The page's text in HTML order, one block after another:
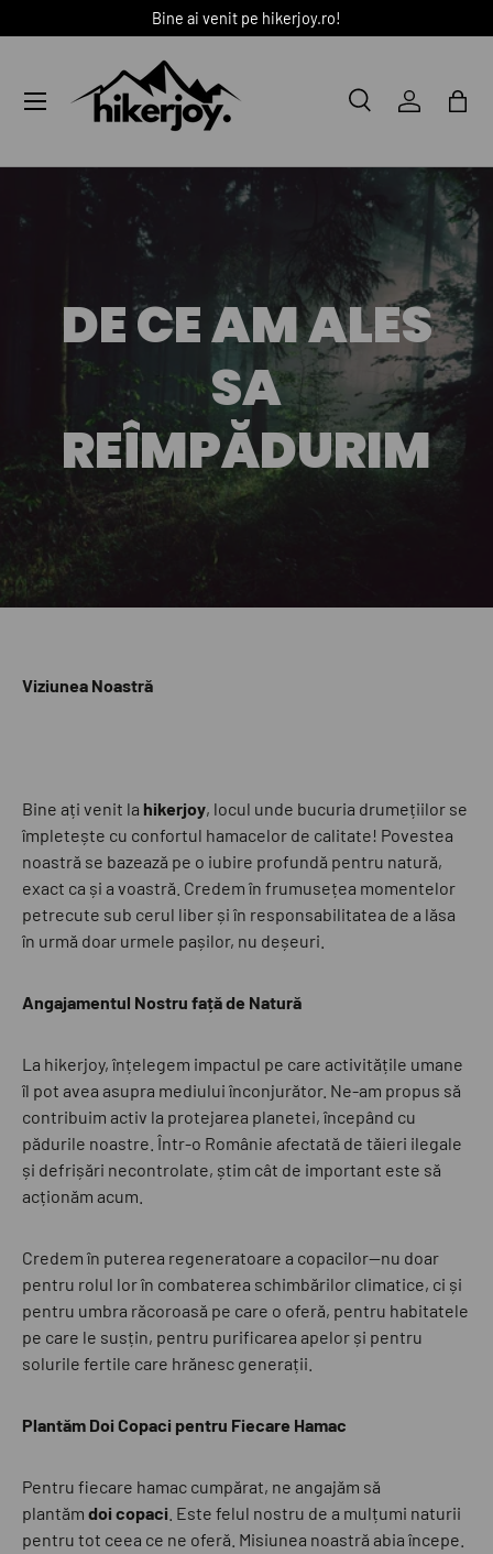
SARI LA CONȚINUT
Bine ai venit pe hikerjoy.ro!
CautăCaută
Caută Coș
Meniu
DE CE AM ALES
SA
REÎMPĂDURIM
Viziunea Noastră
Bine ați venit la hikerjoy, locul unde bucuria drumețiilor se
împletește cu confortul hamacelor de calitate! Povestea
noastră se bazează pe o iubire profundă pentru natură,
exact ca și a voastră. Credem în frumusețea momentelor
petrecute sub cerul liber și în responsabilitatea de a lăsa
în urmă doar urmele pașilor, nu deșeuri.
Angajamentul Nostru față de Natură
La hikerjoy, înțelegem impactul pe care activitățile umane
îl pot avea asupra mediului înconjurător. Ne-am propus să
contribuim activ la protejarea planetei, începând cu
pădurile noastre. Într-o Românie afectată de tăieri ilegale
și defrișări necontrolate, știm cât de important este să
acționăm acum.
Credem în puterea regeneratoare a copacilor—nu doar
pentru rolul lor în combaterea schimbărilor climatice, ci și
pentru umbra răcoroasă pe care o oferă, pentru habitatele
pe care le susțin, pentru purificarea apelor și pentru
solurile fertile care hrănesc generații.
Plantăm Doi Copaci pentru Fiecare Hamac
Pentru fiecare hamac cumpărat, ne angajăm să
plantăm doi copaci . Este felul nostru de a mulțumi naturii
pentru tot ceea ce ne oferă. Misiunea noastră abia începe.